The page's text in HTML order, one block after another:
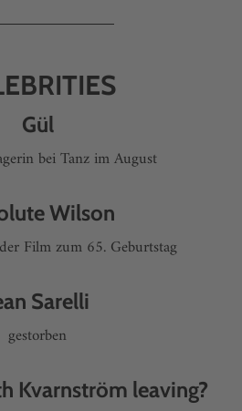
Gül
bei Tanz im August
Wilson
Film zum 65. Geburtstag
Sarelli
gestorben
Kvarnström leaving?